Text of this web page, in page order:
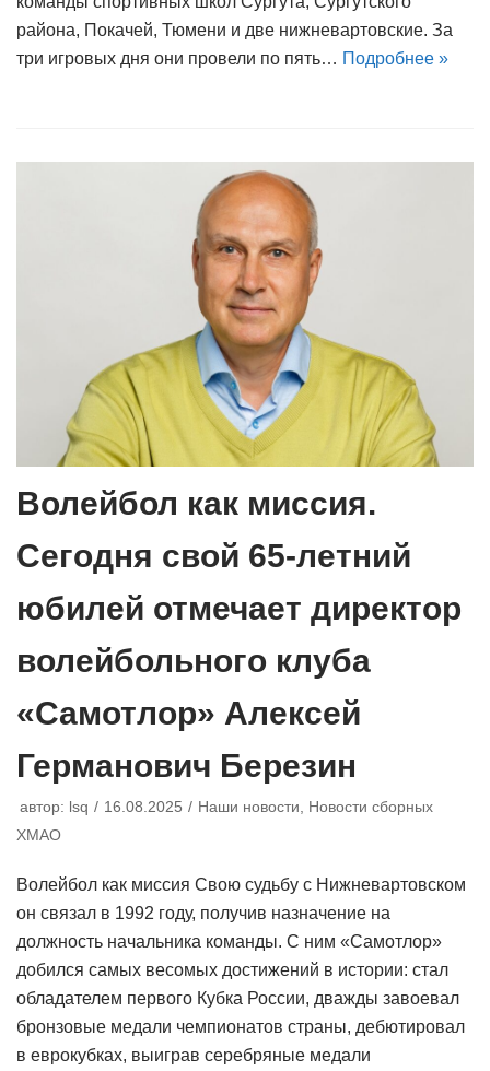
района, Покачей, Тюмени и две нижневартовские. За
три игровых дня они провели по пять… Подробнее »
Волейбол как миссия.
Сегодня свой 65-летний
юбилей отмечает директор
волейбольного клуба
«Самотлор» Алексей
Германович Березин
автор: lsq 16.08.2025 Наши новости
Новости сборных
ХМАО
Волейбол как миссия Свою судьбу с Нижневартовском
он связал в 1992 году, получив назначение на
должность начальника команды. С ним «Самотлор»
добился самых весомых достижений в истории: стал
обладателем первого Кубка России, дважды завоевал
бронзовые медали чемпионатов страны, дебютировал
в еврокубках, выиграв серебряные медали